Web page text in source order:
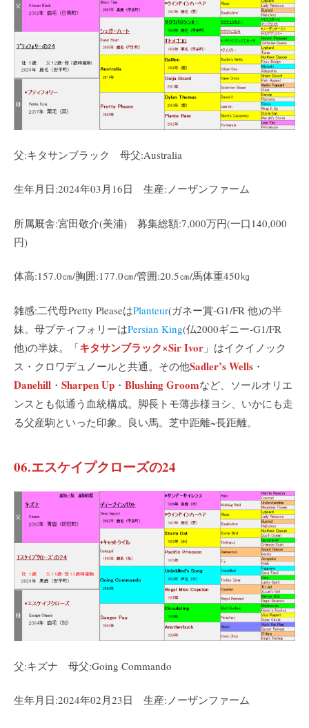
父:キタサンブラック 母父:Australia
生年月日:2024年03月16日 生産:ノーザンファーム
所属厩舎:宮田敬介(美浦) 募集総額:7,000万円(一口140,000
円)
体高:157.0㎝/胸囲:177.0㎝/管囲:20.5㎝/馬体重450㎏
雑感:二代母Pretty PleaseはPlanteur(ガネー賞-G1/FR 他)の半
妹。母プティフォリーはPersian King(仏2000ギニー-G1/FR
他)の半妹。「キタサンブラック×Sir Ivor 」はイクイノック
ス・クロワデュノールと共通。その他Sadler’s Wells ・
Danehill ・ Sharpen Up ・ Blushing Groomなど、ソールオリエ
ンスとも似通う血統構成。脚長トモ薄歩様ヨシ、いかにも走
る父産駒といった印象。良い馬。芝中距離~長距離。
06.エスケイプクローズの24
父:キズナ 母父:Going Commando
生年月日:2024年02月23日 生産:ノーザンファーム